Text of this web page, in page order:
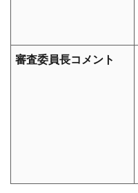
審査委員長コメント